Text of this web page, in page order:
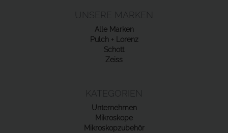
UNSERE MARKEN
Alle Marken
Pulch + Lorenz
Schott
Zeiss
KATEGORIEN
Unternehmen
Mikroskope
Mikroskopzubehör